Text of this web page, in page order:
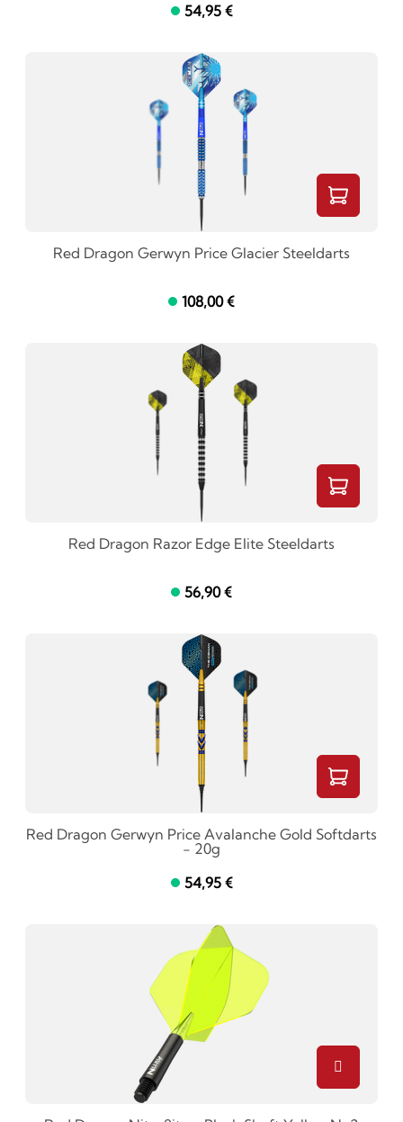
54,95 €
Red Dragon Gerwyn Price Glacier Steeldarts
108,00 €
Red Dragon Razor Edge Elite Steeldarts
56,90 €
Red Dragon Gerwyn Price Avalanche Gold Softdarts
- 20g
54,95 €